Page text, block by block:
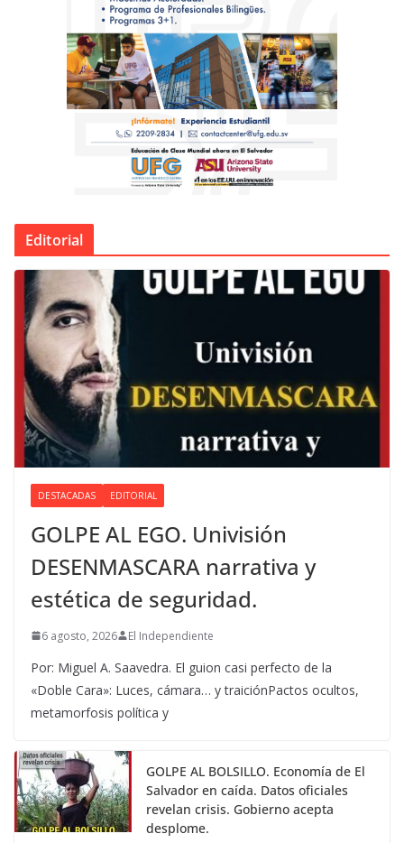
Editorial
DESTACADAS EDITORIAL
GOLPE AL EGO. Univisión
DESENMASCARA narrativa y
estética de seguridad.
6 agosto, 2026 El Independiente
Por: Miguel A. Saavedra. El guion casi perfecto de la
«Doble Cara»: Luces, cámara… y traiciónPactos ocultos,
metamorfosis política y
GOLPE AL BOLSILLO. Economía de El
Salvador en caída. Datos oficiales
revelan crisis. Gobierno acepta
desplome.